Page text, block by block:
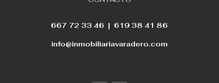
667 72 33 46 | 619 38 41 86
info@inmobiliariavaradero.com